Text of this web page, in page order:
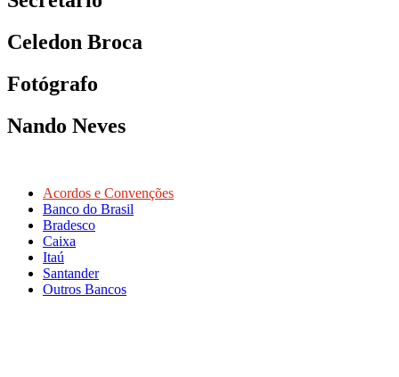
Celedon Broca
Fotógrafo
Nando Neves
Acordos e Convenções
Banco do Brasil
Bradesco
Caixa
Itaú
Santander
Outros Bancos